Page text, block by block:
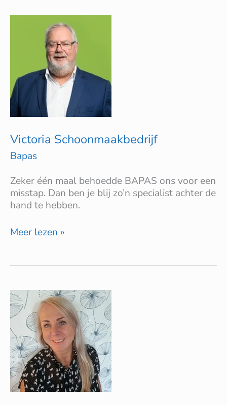
Victoria Schoonmaakbedrijf
Bapas
Zeker één maal behoedde BAPAS ons voor een
misstap. Dan ben je blij zo’n specialist achter de
hand te hebben.
Schoonmaakbedrijf
Meer lezen »
TSN
Verzorging
en
Verpleging